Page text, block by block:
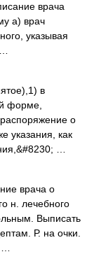
врача
а) врач
указывая
в
форме,
о
указания, как
…
врача о
н. лечебного
Выписать
Р. на очки.